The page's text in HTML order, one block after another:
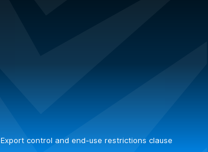
Export control and end-use restrictions clause